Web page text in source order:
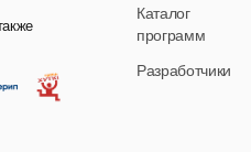
Каталог
программ
Разработчики